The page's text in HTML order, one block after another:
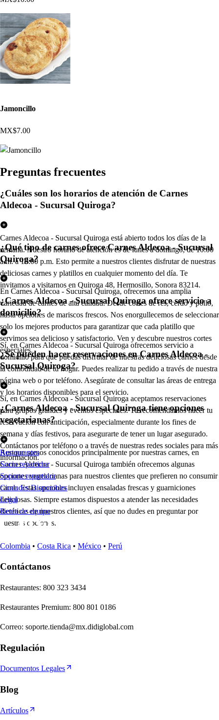
Jamoncillo
MX$7.00
Preguntas frecuentes
¿Cuáles son los horarios de atención de Carnes
Aldecoa - Sucursal Quiroga?
Carnes Aldecoa - Sucursal Quiroga está abierto todos los días de la
semana. Nuestro horario de atención es de lunes a domingo, de 10:00
a.m. a 10:00 p.m. Esto permite a nuestros clientes disfrutar de nuestras
deliciosas carnes y platillos en cualquier momento del día. Te
invitamos a visitarnos en Quiroga 48, Hermosillo, Sonora 83214.
¿Qué tipo de carnes ofrece Carnes Aldecoa - Sucursal
Quiroga?
En Carnes Aldecoa - Sucursal Quiroga, ofrecemos una amplia
variedad de carnes de alta calidad. Desde cortes de res, cerdo y pollo,
hasta opciones de mariscos frescos. Nos enorgullecemos de seleccionar
solo los mejores productos para garantizar que cada platillo que
servimos sea delicioso y satisfactorio. Ven y descubre nuestros cortes
especiales.
¿Carnes Aldecoa - Sucursal Quiroga ofrece servicio a
domicilio?
Sí, en Carnes Aldecoa - Sucursal Quiroga ofrecemos servicio a
domicilio para que puedas disfrutar de nuestras deliciosas carnes desde
la comodidad de tu hogar. Puedes realizar tu pedido a través de nuestra
página web o por teléfono. Asegúrate de consultar las áreas de entrega
y los horarios disponibles para el servicio.
¿Se pueden hacer reservaciones en Carnes Aldecoa -
Sucursal Quiroga?
Sí, en Carnes Aldecoa - Sucursal Quiroga aceptamos reservaciones
para grupos grandes y eventos especiales. Te recomendamos hacer tu
reservación con anticipación, especialmente durante los fines de
semana y días festivos, para asegurarte de tener un lugar asegurado.
Contáctanos por teléfono o a través de nuestras redes sociales para más
información.
¿Carnes Aldecoa - Sucursal Quiroga tiene opciones
vegetarianas?
Aunque somos conocidos principalmente por nuestras carnes, en
Carnes Aldecoa - Sucursal Quiroga también ofrecemos algunas
opciones vegetarianas para nuestros clientes que prefieren no consumir
carne. Estas opciones incluyen ensaladas frescas y guarniciones
deliciosas. Siempre estamos dispuestos a atender las necesidades
dietéticas de nuestros clientes, así que no dudes en preguntar por
nuestras opciones.
Restaurantes
Socio repartidor
Soporte repartidor
Ciudades Disponibles
Legal
Renta de equipo
Colombia • Costa Rica • México • Perú
Contáctanos
Restaurantes: 800 323 3434
Restaurantes Premium: 800 801 0186
Correo: soporte.tienda@mx.didiglobal.com
Regulación
Documentos Legales
Blog
Artículos